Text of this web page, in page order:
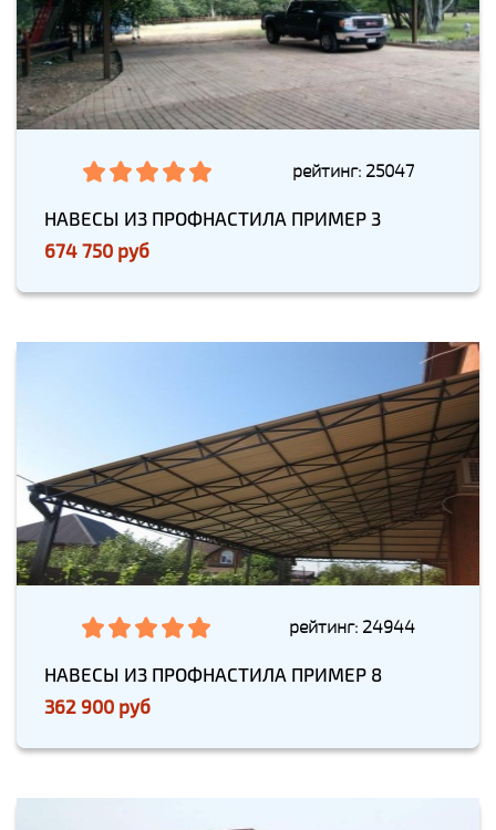
рейтинг: 25047
НАВЕСЫ ИЗ ПРОФНАСТИЛА ПРИМЕР 3
674 750 руб
рейтинг: 24944
НАВЕСЫ ИЗ ПРОФНАСТИЛА ПРИМЕР 8
362 900 руб